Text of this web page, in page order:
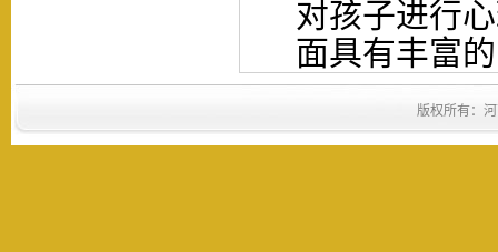
对孩子进行
面具有丰富
版权所有：